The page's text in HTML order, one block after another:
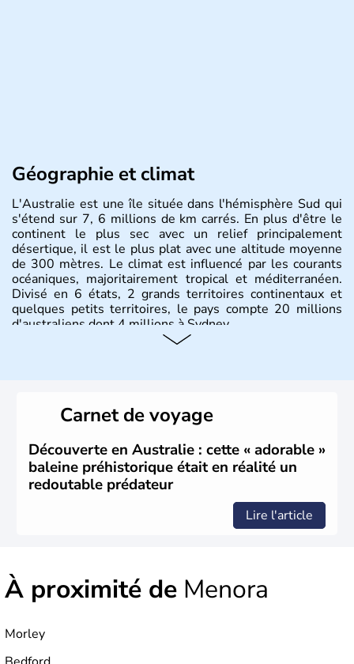
Géographie et climat
L'Australie est une île située dans l'hémisphère Sud qui
s'étend sur 7, 6 millions de km carrés. En plus d'être le
continent le plus sec avec un relief principalement
désertique, il est le plus plat avec une altitude moyenne
de 300 mètres. Le climat est influencé par les courants
océaniques, majoritairement tropical et méditerranéen.
Divisé en 6 états, 2 grands territoires continentaux et
quelques petits territoires, le pays compte 20 millions
d'australiens dont 4 millions à Sydney.
humaines. Il faut attendre 1522 pour qu'un explorateur
portugais découvre le continent australien, puis les
années 1700 pour que l'île devienne une terre
d'émigration européenne. La Grande-Bretagne
revendique son appartenance le 26 janvier 1788,
désormais jour de la fête nationale australienne. Cette
monarchie constitutionnelle est encore placée sous le
Carnet de voyage
Découverte en Australie : cette « adorable »
baleine préhistorique était en réalité un
redoutable prédateur
Lire l'article
À proximité de Menora
Morley